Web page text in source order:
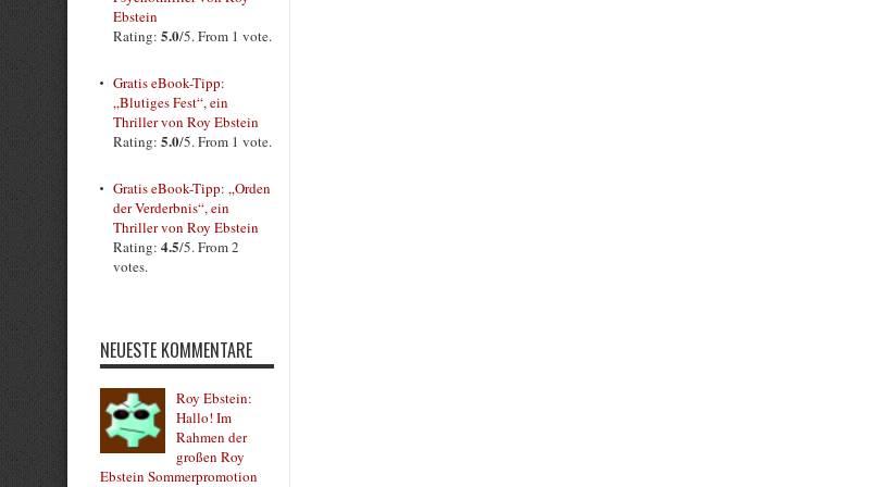
Ebstein
Rating: 5.0/5. From 1 vote.
Gratis eBook-Tipp:
„Blutiges Fest“, ein
Thriller von Roy Ebstein
Rating: 5.0/5. From 1 vote.
Gratis eBook-Tipp: „Orden
der Verderbnis“, ein
Thriller von Roy Ebstein
Rating: 4.5/5. From 2
votes.
NEUESTE KOMMENTARE
Roy Ebstein:
Hallo! Im
Rahmen der
großen Roy
Ebstein Sommerpromotion